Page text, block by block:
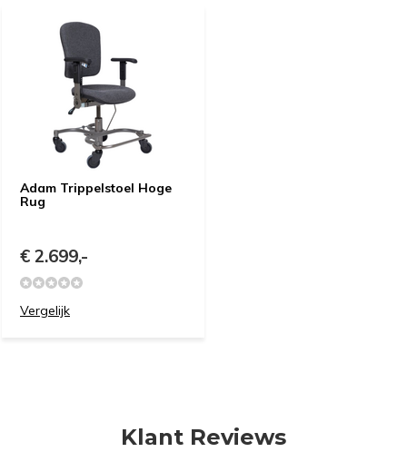
Adam Trippelstoel Hoge
Rug
€ 2.699,-
Vergelijk
Klant Reviews
winkel